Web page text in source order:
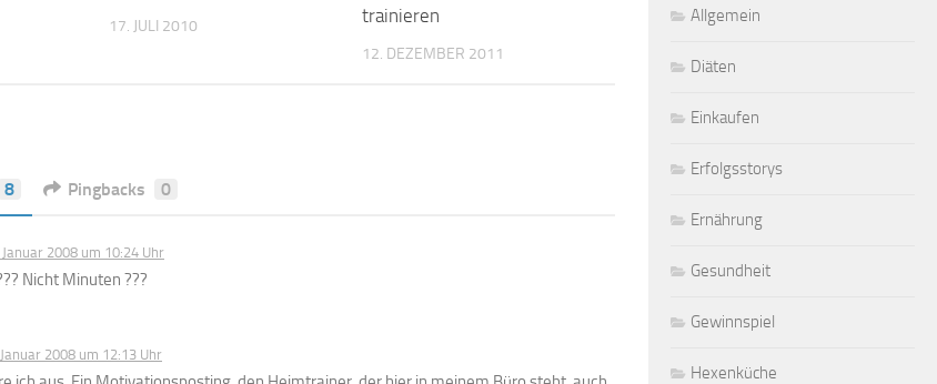
17. JULI 2010
trainieren
12. DEZEMBER 2011
8 Pingbacks 0
Januar 2008 um 10:24 Uhr
Nicht Minuten ???
2008 um 12:13 Uhr
Allgemein
Diäten
Einkaufen
Erfolgsstorys
Ernährung
Gesundheit
Gewinnspiel
Hexenküche